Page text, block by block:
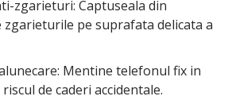
Captuseala din
pe suprafata delicata a
Mentine telefonul fix in
de caderi accidentale.